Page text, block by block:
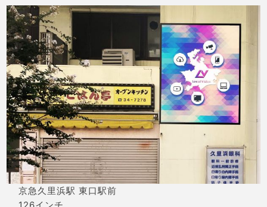
京急久里浜駅 東口駅前